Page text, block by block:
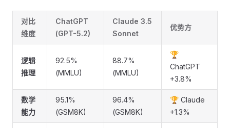
对比
维度
ChatGPT
(GPT-5.2)
Claude 3.5
Sonnet
优势方
逻辑
推理
92.5%
(MMLU)
88.7%
(MMLU)
🏆
ChatGPT
+3.8%
数学
能力
95.1%
(GSM8K)
96.4%
(GSM8K)
🏆 Claude
+1.3%